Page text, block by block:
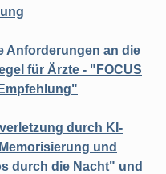
Anforderungen an die
für Ärzte - "FOCUS
durch KI-
und
durch die Nacht" und